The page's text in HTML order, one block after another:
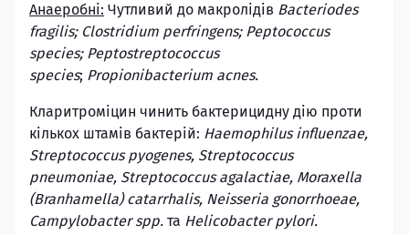
Анаеробні: Чутливий до макролідів Bacteriodes
fragilis; Clostridium perfringens; Peptococcus
species; Peptostreptococcus
species; Propionibacterium acnes.
Кларитроміцин чинить бактерицидну дію проти
кількох штамів бактерій: Haemophilus influenzae,
Streptococcus pyogenes, Streptococcus
pneumoniae, Streptococcus agalactiae, Moraxella
(Branhamella) catarrhalis, Neisseria gonorrhoeae,
Campylobacter spp. та Helicobacter pylori.